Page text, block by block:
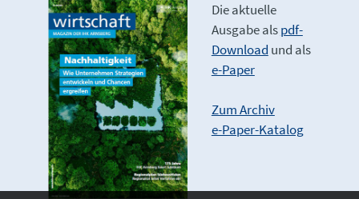
Die aktuelle
Ausgabe alspdf-
Download und als
e-Paper
Zum Archiv
e-Paper-Katalog